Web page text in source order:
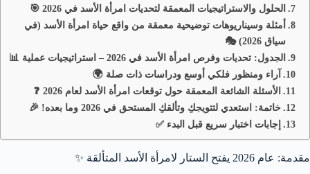
الحلول والاستراتيجيات المعمقة لتحديات امرأة الأسد في 2026 🎯
أمثلة وسيناريوهات توضيحية معمقة من واقع حياة امرأة الأسد (في
سياق 2026) 🎭
الجدول: تحديات وفرص امرأة الأسد في 2026 – استراتيجيات عملية 📊
آراء ومنظور فلكي أوسع ودراسات ذات صلة 🌍
الأسئلة الشائعة المعمقة حول توقعات امرأة الأسد لعام 2026 ❓
خاتمة: استعدي لتتويجكِ وتألقكِ المستحق في 2026 وما بعده! 🎉
إجابات اختبار سريع قبل البدء ✅
مقدمة: عام 2026 يفتح الستار لامرأة الأسد المتألقة ✨